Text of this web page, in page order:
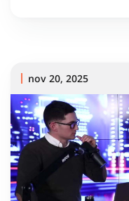
nov 20, 2025